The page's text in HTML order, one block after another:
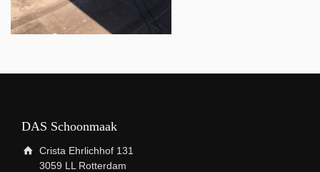
DAS Schoonmaak
Crista Ehrlichhof 131
3059 LL Rotterdam